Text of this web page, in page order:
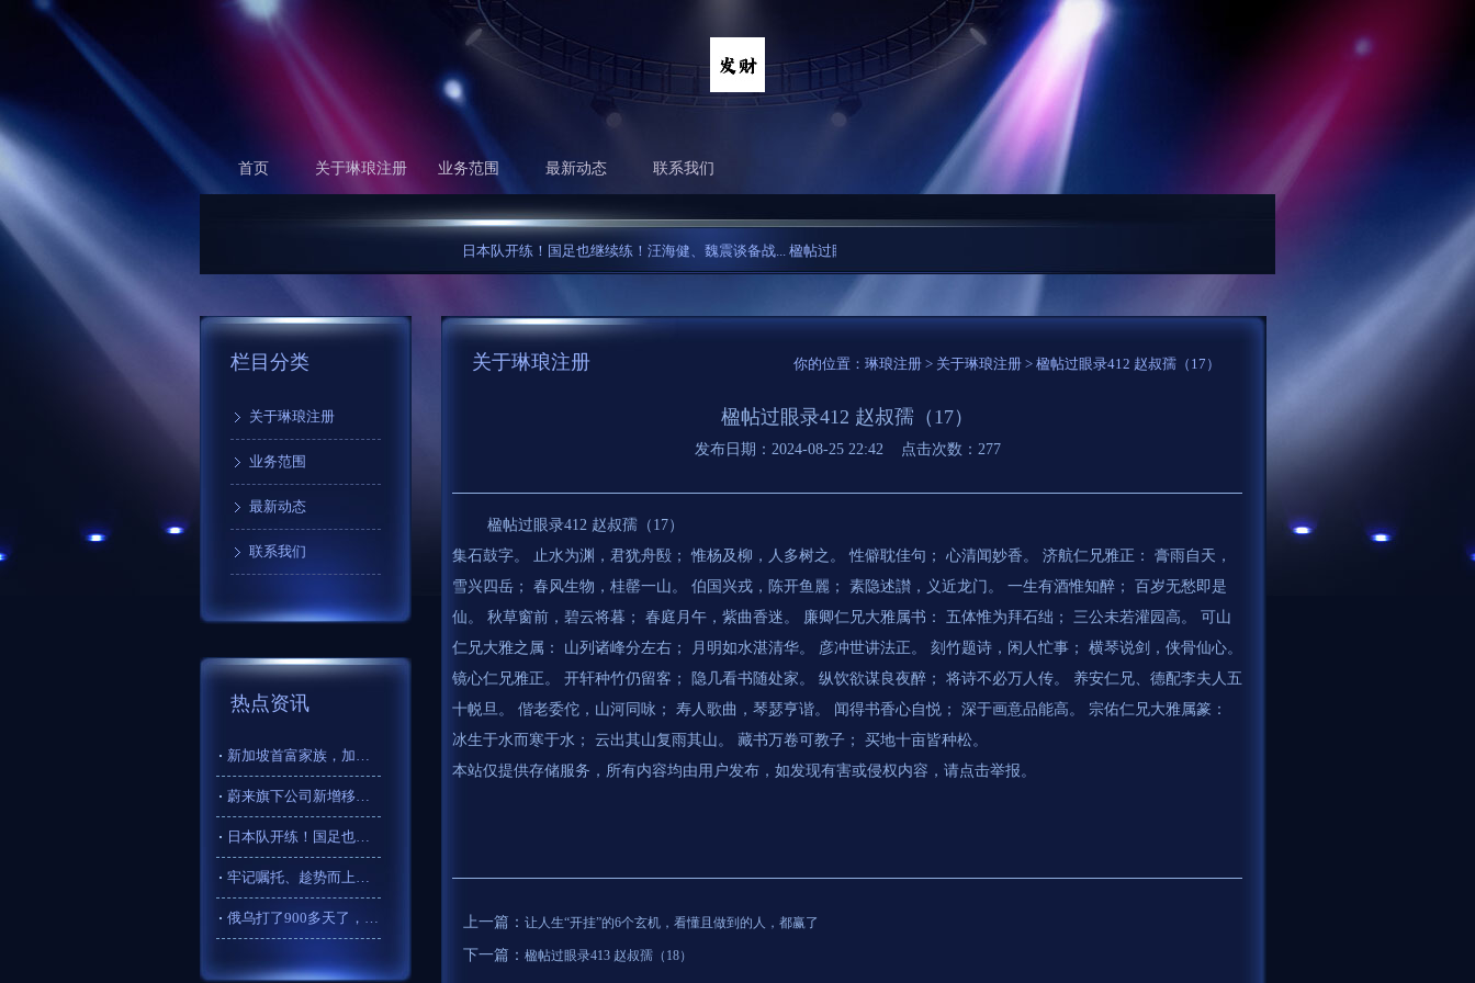
首页 关于琳琅注册 业务范围 最新动态 联系我们
日本队开练！国足也继续练！汪海健、魏震谈备战... 楹帖过眼录412 赵叔孺（17）... 跳槽到老
栏目分类
关于琳琅注册
业务范围
最新动态
联系我们
热点资讯
新加坡首富家族，加码香港维他奶
蔚来旗下公司新增移动终端设备制造业务
日本队开练！国足也继续练！汪海健、魏震谈备战
牢记嘱托、趁势而上、团结奋斗，总书记的重要讲话激励大家再立新
俄乌打了900多天了，乌克兰为什么就是死活不相信俄罗斯的和平
关于琳琅注册 你的位置： 琳琅注册 > 关于琳琅注册 > 楹帖过眼录412 赵叔孺（17）
楹帖过眼录412 赵叔孺（17）
发布日期：2024-08-25 22:42 点击次数：277
楹帖过眼录412 赵叔孺（17）
集石鼓字。 止水为渊，君犹舟殹； 惟杨及柳，人多树之。 性僻耽佳句； 心清闻妙香。 济航仁兄雅正： 膏雨自天，
雪兴四岳； 春风生物，桂罄一山。 伯国兴戎，陈开鱼麗； 素隐述讃，义近龙门。 一生有酒惟知醉； 百岁无愁即是
仙。 秋草窗前，碧云将暮； 春庭月午，紫曲香迷。 廉卿仁兄大雅属书： 五体惟为拜石绌； 三公未若灌园高。 可山
仁兄大雅之属： 山列诸峰分左右； 月明如水湛清华。 彦冲世讲法正。 刻竹题诗，闲人忙事； 横琴说剑，侠骨仙心。
镜心仁兄雅正。 开轩种竹仍留客； 隐几看书随处家。 纵饮欲谋良夜醉； 将诗不必万人传。 养安仁兄、德配李夫人五
十帨旦。 偕老委佗，山河同咏； 寿人歌曲，琴瑟亨谐。 闻得书香心自悦； 深于画意品能高。 宗佑仁兄大雅属篆：
冰生于水而寒于水； 云出其山复雨其山。 藏书万卷可教子； 买地十亩皆种松。
本站仅提供存储服务，所有内容均由用户发布，如发现有害或侵权内容，请点击举报。
上一篇： 让人生“开挂”的6个玄机，看懂且做到的人，都赢了
下一篇： 楹帖过眼录413 赵叔孺（18）